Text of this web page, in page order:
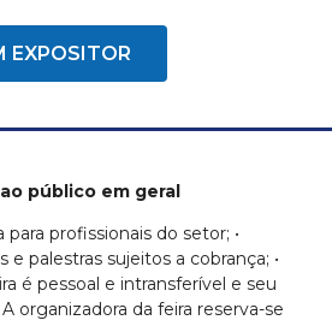
EXPOSITOR
público em geral
para profissionais do setor; •
e palestras sujeitos a cobrança; •
é pessoal e intransferível e seu
organizadora da feira reserva-se